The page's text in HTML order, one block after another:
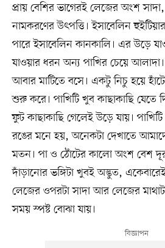
প্রায় বেশির ভাগেরই লেজের অংশ
নামকরণের উৎপত্তি। ইসাবেলিন
পারে ইসাবেলিন কানকালি। এর উড়ে
যাওয়ার ধরন অন্য পাখির চেয়ে
আবার মাটিতে বসে। একটু নিচু হয়ে
শুরু করে। পাখিটি খুব কাছাকাছি যেতে
ফুট কাছাকাছি গেলেই উড়ে যায়।
রঙের মনে হয়, অনেকটা দেখাতে
মতন। পা ও ঠোঁটের কালো অংশ বেশ
দাঁড়ানোর ভঙ্গিটা খুবই অদ্ভুত,
লেজের ওপরটা সাদা আর লেজের
সময় স্পষ্ট বোঝা যায়।